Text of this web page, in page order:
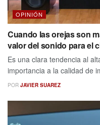
OPINIÓN
Cuando las orejas son
valor del sonido para el
Es una clara tendencia al
importancia a la calidad de
POR JAVIER SUAREZ